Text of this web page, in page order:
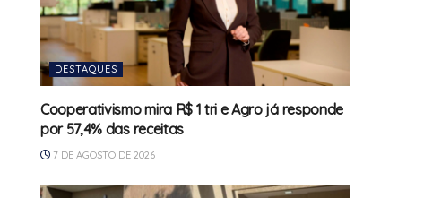
DESTAQUES
Cooperativismo mira R$ 1 tri e Agro já responde
por 57,4% das receitas
7 DE AGOSTO DE 2026